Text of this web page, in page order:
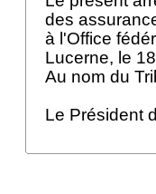
des
à l'Office
Lucerne, le
Au nom du
Le Président